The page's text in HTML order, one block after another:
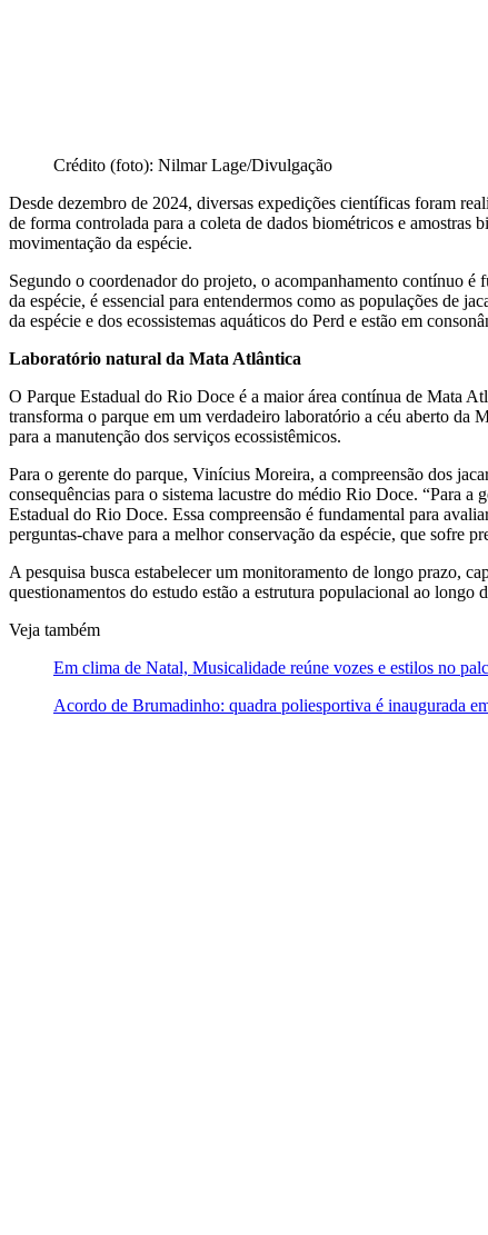
Crédito (foto): Nilmar Lage/Divulgação
Desde dezembro de 2024, diversas expedições científicas foram
de forma controlada para a coleta de dados biométricos e amostras
movimentação da espécie.
Segundo o coordenador do projeto, o acompanhamento contínuo é
da espécie, é essencial para entendermos como as populações de
da espécie e dos ecossistemas aquáticos do Perd e estão em
Laboratório natural da Mata Atlântica
O Parque Estadual do Rio Doce é a maior área contínua de Mata
transforma o parque em um verdadeiro laboratório a céu aberto da
para a manutenção dos serviços ecossistêmicos.
Para o gerente do parque, Vinícius Moreira, a compreensão dos
consequências para o sistema lacustre do médio Rio Doce. “Para a
Estadual do Rio Doce. Essa compreensão é fundamental para
perguntas-chave para a melhor conservação da espécie, que sofre
A pesquisa busca estabelecer um monitoramento de longo prazo,
questionamentos do estudo estão a estrutura populacional ao
Veja também
Em clima de Natal, Musicalidade reúne vozes e estilos no
Acordo de Brumadinho: quadra poliesportiva é inaugurada